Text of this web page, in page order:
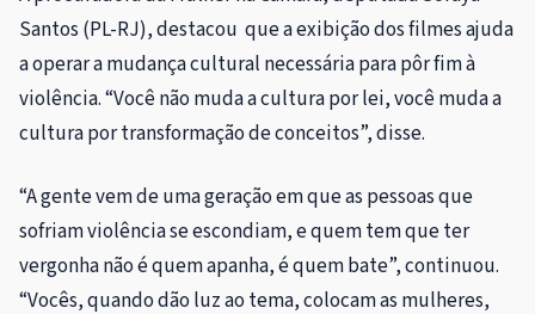
Santos (PL-RJ), destacou que a exibição dos filmes ajuda
a operar a mudança cultural necessária para pôr fim à
violência. “Você não muda a cultura por lei, você muda a
cultura por transformação de conceitos”, disse.
“A gente vem de uma geração em que as pessoas que
sofriam violência se escondiam, e quem tem que ter
vergonha não é quem apanha, é quem bate”, continuou.
“Vocês, quando dão luz ao tema, colocam as mulheres,